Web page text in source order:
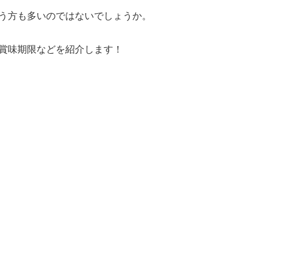
も多いのではないでしょうか。
味期限などを紹介します！